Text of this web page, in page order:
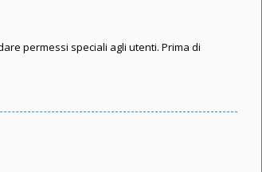
permessi speciali agli utenti. Prima di